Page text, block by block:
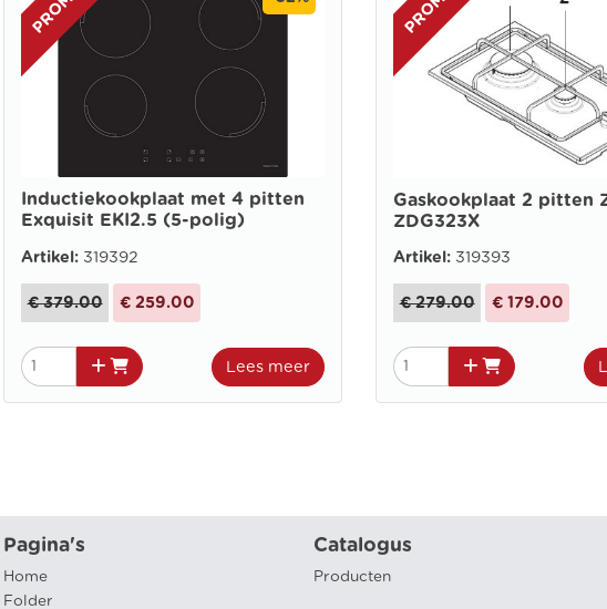
Inductiekookplaat met 4 pitten
Exquisit EKI2.5 (5-polig)
Artikel: 319392
€ 379.00 € 259.00
Lees meer
Gaskookplaat 2 pitten
ZDG323X
Artikel: 319393
€ 279.00 € 179.00
Pagina's
Home
Folder
Catalogus
Producten